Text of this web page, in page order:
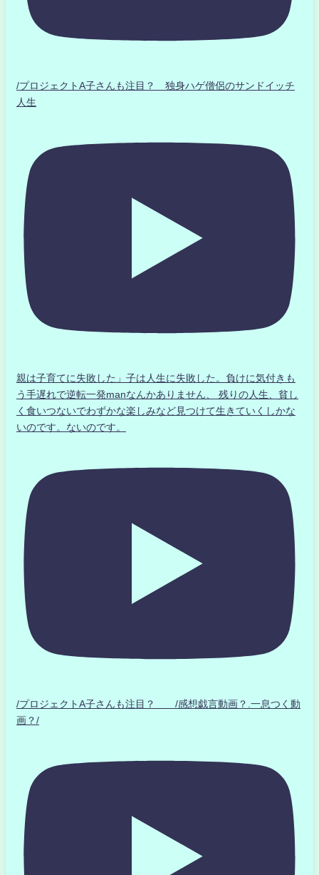
/プロジェクトA子さんも注目？ 独身ハゲ僧侶のサンドイッチ
人生
親は子育てに失敗した」子は人生に失敗した。負けに気付きも
う手遅れで逆転一発manなんかありません、 残りの人生、貧し
く食いつないでわずかな楽しみなど見つけて生きていくしかな
いのです。ないのです。
/プロジェクトA子さんも注目？ /感想戯言動画？.一息つく動
画？/